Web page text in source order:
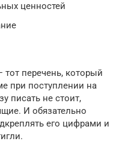
ценностей
перечень, который
при поступлении на
писать не стоит,
И обязательно
его цифрами и